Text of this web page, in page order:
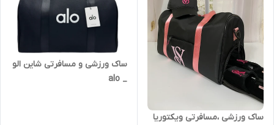
ساک ورزشی ،مسافرتی ویکتوریا
ساک ورزشی و مسافرتی شاین الو
_ alo